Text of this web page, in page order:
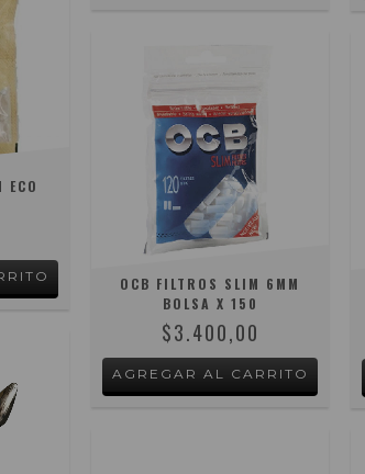
ECO
OCB FILTROS SLIM 6MM
BOLSA X 150
$3.400,00